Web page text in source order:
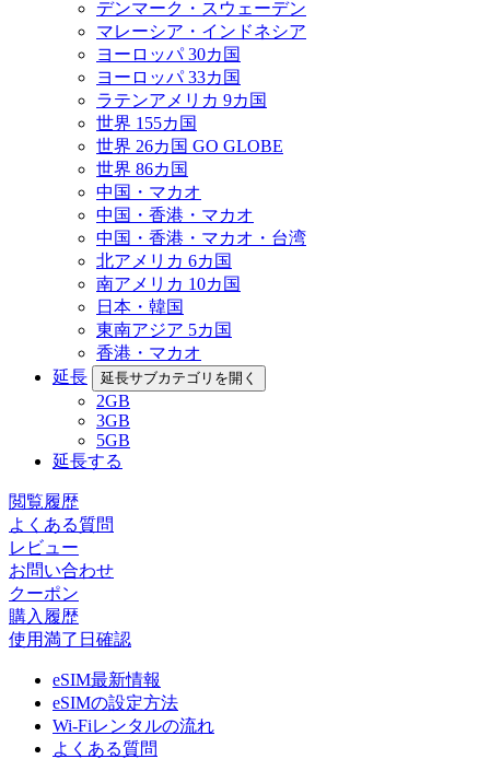
デンマーク・スウェーデン
マレーシア・インドネシア
ヨーロッパ 30カ国
ヨーロッパ 33カ国
ラテンアメリカ 9カ国
世界 155カ国
世界 26カ国 GO GLOBE
世界 86カ国
中国・マカオ
中国・香港・マカオ
中国・香港・マカオ・台湾
北アメリカ 6カ国
南アメリカ 10カ国
日本・韓国
東南アジア 5カ国
香港・マカオ
延長
延長サブカテゴリを開く
2GB
3GB
5GB
延長する
閲覧履歴
よくある質問
レビュー
お問い合わせ
クーポン
購入履歴
使用満了日確認
eSIM最新情報
eSIMの設定方法
Wi-Fiレンタルの流れ
よくある質問